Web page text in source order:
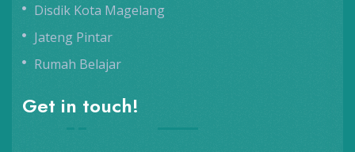
Disdik Kota Magelang
Jateng Pintar
Rumah Belajar
Get in touch!